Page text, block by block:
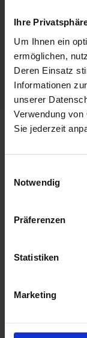
Ihre
Um Ihnen ein
ermöglichen,
Deren Einsatz
Informationen
unserer
Verwendung
Sie jederzeit
Notwendig
Präferenzen
Statistiken
Marketing
we
Bird Heron, White,